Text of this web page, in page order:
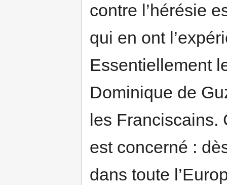
contre l’hérésie
qui en ont
Essentiellement
Dominique de
les Franciscains.
est concerné :
dans toute